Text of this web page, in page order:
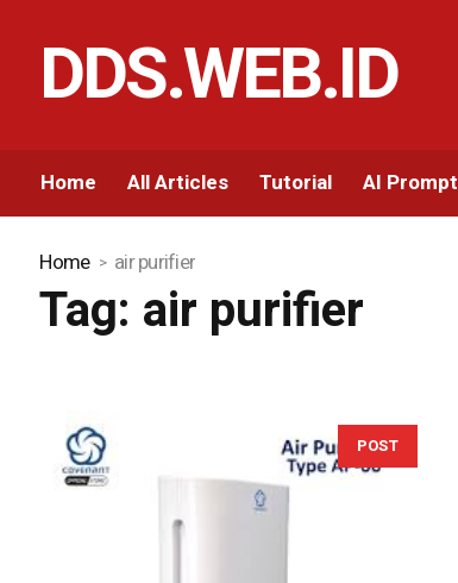
DDS.WEB.ID
Home All Articles Tutorial AI Prompt
Home air purifier
Tag: air purifier
POST